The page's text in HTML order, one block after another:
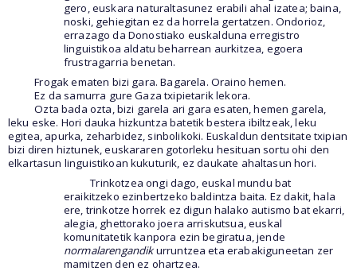
gero, euskara naturaltasunez erabili ahal izatea; baina,
noski, gehiegitan ez da horrela gertatzen. Ondorioz,
errazago da Donostiako euskalduna erregistro
linguistikoa aldatu beharrean aurkitzea, egoera
frustragarria benetan.
Frogak ematen bizi gara. Bagarela. Oraino hemen.
Ez da samurra gure Gaza txipietarik lekora.
Ozta bada ozta, bizi garela ari gara esaten, hemen garela,
leku eske. Hori dauka hizkuntza batetik bestera ibiltzeak, leku
egitea, apurka, zeharbidez, sinbolikoki. Euskaldun dentsitate txipian
bizi diren hiztunek, euskararen gotorleku hesituan sortu ohi den
elkartasun linguistikoan kukuturik, ez daukate ahaltasun hori.
Trinkotzea ongi dago, euskal mundu bat
eraikitzeko ezinbertzeko baldintza baita. Ez dakit, hala
ere, trinkotze horrek ez digun halako autismo bat ekarri,
alegia, ghettorako joera arriskutsua, euskal
komunitatetik kanpora ezin begiratua, jende
normalarengandikurruntzea eta erabakiguneetan zer
mamitzen den ez ohartzea.